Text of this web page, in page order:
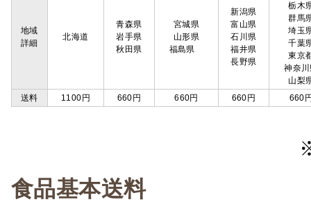
地域
詳細
北海道
青森県
岩手県
秋田県
宮城県
山形県
福島県
新潟県
富山県
石川県
福井県
長野県
栃木
群馬
埼玉
千葉
東京
神奈
山梨
送料
1100円 660円 660円 660円 660
食品基本送料